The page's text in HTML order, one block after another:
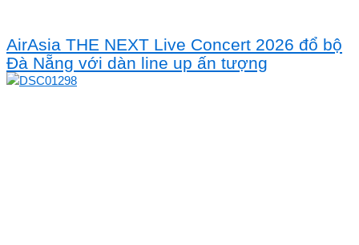
AirAsia THE NEXT Live Concert 2026 đổ bộ
Đà Nẵng với dàn line up ấn tượng